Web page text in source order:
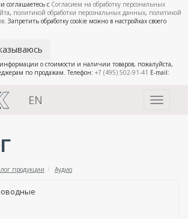
с Согласием на обработку персональных
, политикой обработки персональных данных, политикой
. Запретить обработку cookie можно в настройках своего
о стоимости и наличии товаров, пожалуйста,
по продажам. Телефон: +7 (495) 502-91-41 E-mail:
Toggle
EN
продукции Аудио